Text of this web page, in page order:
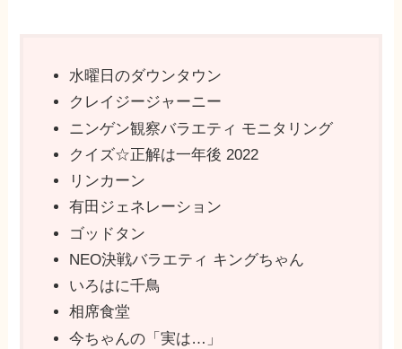
水曜日のダウンタウン
クレイジージャーニー
ニンゲン観察バラエティ モニタリング
クイズ☆正解は一年後 2022
リンカーン
有田ジェネレーション
ゴッドタン
NEO決戦バラエティ キングちゃん
いろはに千鳥
相席食堂
今ちゃんの「実は…」